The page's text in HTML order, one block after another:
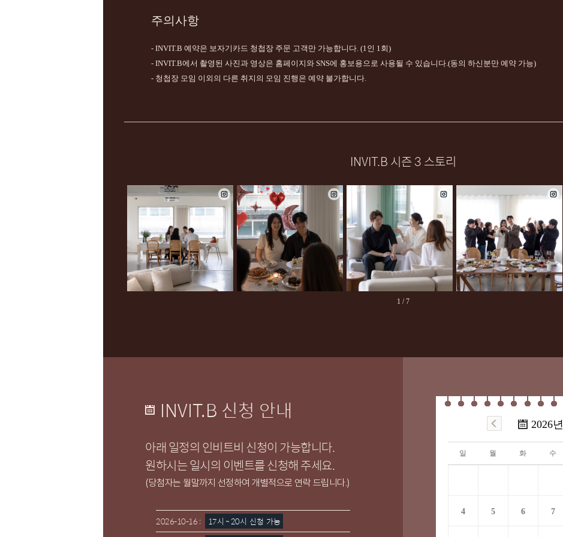
주의사항
- INVIT.B 예약은 보자기카드 청첩장 주문 고객만 가능합니다. (1인 1회)
- INVIT.B에서 촬영된 사진과 영상은 홈페이지와 SNS에 홍보용으로 사용될 수 있습니다.(동의 하신분만 예약 가능)
- 청첩장 모임 이외의 다른 취지의 모임 진행은 예약 불가합니다.
INVIT.B 시즌 3 스토리
1 /7
INVIT.B 신청 안내
아래 일정의 인비트비 신청이 가능합니다.
원하시는 일시의 이벤트를 신청해 주세요.
(당첨자는 월말까지 선정하여 개별적으로 연락 드립니다.)
2026-10-16 :
17시 ~ 20시 신청 가능
2026년
일 월 화 수
4 5 6 7